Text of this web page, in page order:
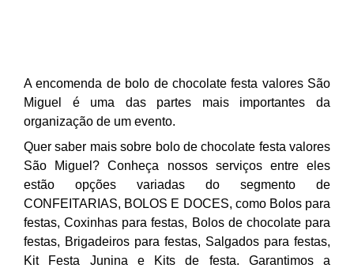
A encomenda de bolo de chocolate festa valores São
Miguel é uma das partes mais importantes da
organização de um evento.
Quer saber mais sobre bolo de chocolate festa valores
São Miguel? Conheça nossos serviços entre eles
estão opções variadas do segmento de
CONFEITARIAS, BOLOS E DOCES, como Bolos para
festas, Coxinhas para festas, Bolos de chocolate para
festas, Brigadeiros para festas, Salgados para festas,
Kit Festa Junina e Kits de festa. Garantimos a